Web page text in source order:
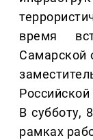
время
Самарской
В субботу,
рамках